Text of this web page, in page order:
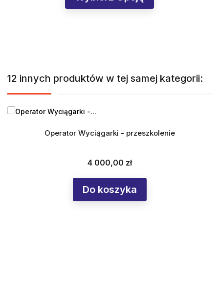
12 innych produktów w tej samej kategorii:
Operator Wyciągarki - przeszkolenie
Cena
4 000,00 zł
Do koszyka